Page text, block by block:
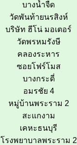
บางน้ำจืด
วัดพันท้ายนรสิงห์
บริษัท ฮีโน่ มอเตอร์
วัดพรหมรังษี
คลองระหาร
ซอยโฟร์โมส
บางกระดี่
อมรชัย 4
หมู่บ้านพระราม 2
สะแกงาม
เคหะธนบุรี
โรงพยาบาลพระราม 2